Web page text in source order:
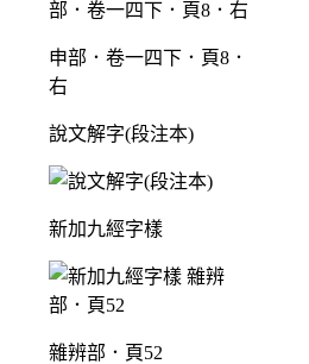
申部．卷一四下．頁8．
右
說文解字(段注本)
新加九經字樣
雜辨部．頁52